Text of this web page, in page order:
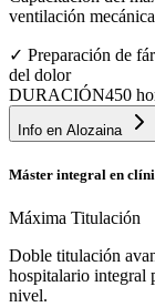
ventilación
✓ Preparación de
del dolor
DURACIÓN450
Info en Alozaina
Máster integral en
Máxima Titulación
Doble titulación
hospitalario integral
nivel.